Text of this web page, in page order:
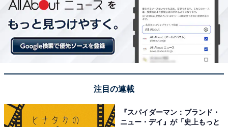
注目の連載
『スパイダーマン：ブランド・
ニュー・デイ』が「史上もっと